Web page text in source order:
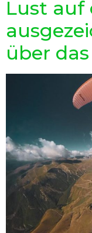
Lust auf
über